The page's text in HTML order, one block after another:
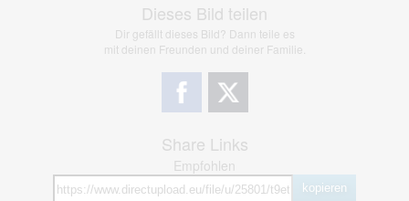
Dieses Bild teilen
Dir gefällt dieses Bild? Dann teile es
mit deinen Freunden und deiner Familie.
Share Links
Empfohlen
kopieren